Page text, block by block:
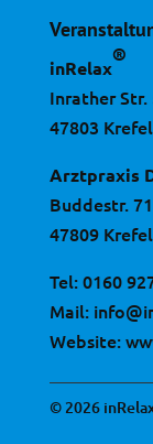
inRelax
®
Inrather Str.
47803
Arztpraxis
Buddestr. 71
47809
Tel:0160
Mail:
Website:
© 2026